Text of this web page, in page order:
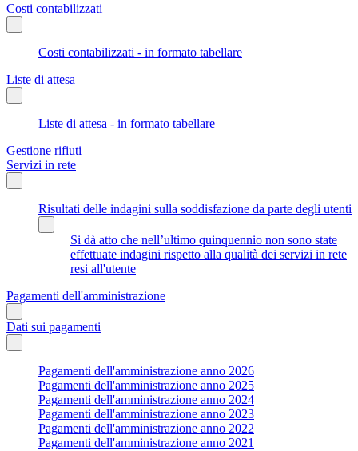
Costi contabilizzati
Costi contabilizzati - in formato tabellare
Liste di attesa
Liste di attesa - in formato tabellare
Gestione rifiuti
Servizi in rete
Risultati delle indagini sulla soddisfazione da parte degli utenti
Si dà atto che nell’ultimo quinquennio non sono state
effettuate indagini rispetto alla qualità dei servizi in rete
resi all'utente
Pagamenti dell'amministrazione
Dati sui pagamenti
Pagamenti dell'amministrazione anno 2026
Pagamenti dell'amministrazione anno 2025
Pagamenti dell'amministrazione anno 2024
Pagamenti dell'amministrazione anno 2023
Pagamenti dell'amministrazione anno 2022
Pagamenti dell'amministrazione anno 2021